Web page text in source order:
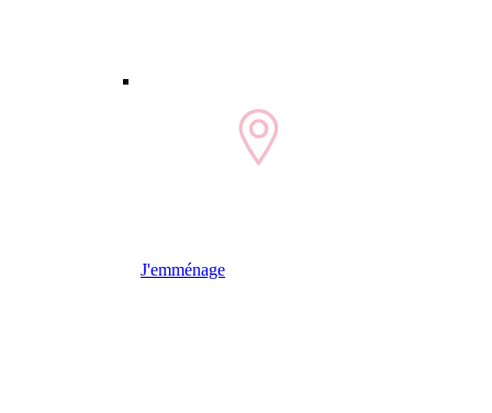
J'emménage